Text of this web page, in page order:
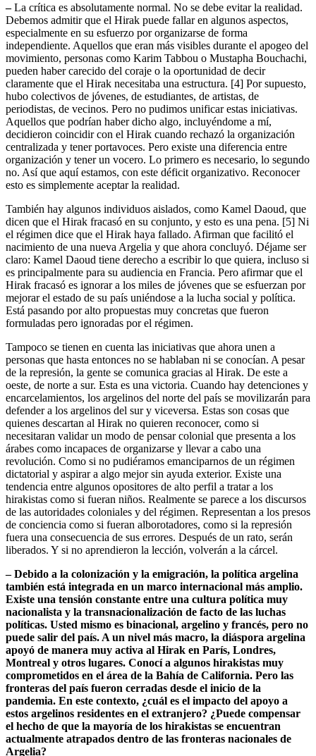
–La crítica es absolutamente normal. No se debe evitar la realidad.
Debemos admitir que el Hirak puede fallar en algunos aspectos,
especialmente en su esfuerzo por organizarse de forma
independiente. Aquellos que eran más visibles durante el apogeo del
movimiento, personas como Karim Tabbou o Mustapha Bouchachi,
pueden haber carecido del coraje o la oportunidad de decir
claramente que el Hirak necesitaba una estructura. [4] Por supuesto,
hubo colectivos de jóvenes, de estudiantes, de artistas, de
periodistas, de vecinos. Pero no pudimos unificar estas iniciativas.
Aquellos que podrían haber dicho algo, incluyéndome a mí,
decidieron coincidir con el Hirak cuando rechazó la organización
centralizada y tener portavoces. Pero existe una diferencia entre
organización y tener un vocero. Lo primero es necesario, lo segundo
no. Así que aquí estamos, con este déficit organizativo. Reconocer
esto es simplemente aceptar la realidad.
También hay algunos individuos aislados, como Kamel Daoud, que
dicen que el Hirak fracasó en su conjunto, y esto es una pena. [5] Ni
el régimen dice que el Hirak haya fallado. Afirman que facilitó el
nacimiento de una nueva Argelia y que ahora concluyó. Déjame ser
claro: Kamel Daoud tiene derecho a escribir lo que quiera, incluso si
es principalmente para su audiencia en Francia. Pero afirmar que el
Hirak fracasó es ignorar a los miles de jóvenes que se esfuerzan por
mejorar el estado de su país uniéndose a la lucha social y política.
Está pasando por alto propuestas muy concretas que fueron
formuladas pero ignoradas por el régimen.
Tampoco se tienen en cuenta las iniciativas que ahora unen a
personas que hasta entonces no se hablaban ni se conocían. A pesar
de la represión, la gente se comunica gracias al Hirak. De este a
oeste, de norte a sur. Esta es una victoria. Cuando hay detenciones y
encarcelamientos, los argelinos del norte del país se movilizarán para
defender a los argelinos del sur y viceversa. Estas son cosas que
quienes descartan al Hirak no quieren reconocer, como si
necesitaran validar un modo de pensar colonial que presenta a los
árabes como incapaces de organizarse y llevar a cabo una
revolución. Como si no pudiéramos emanciparnos de un régimen
dictatorial y aspirar a algo mejor sin ayuda exterior. Existe una
tendencia entre algunos opositores de alto perfil a tratar a los
hirakistas como si fueran niños. Realmente se parece a los discursos
de las autoridades coloniales y del régimen. Representan a los presos
de conciencia como si fueran alborotadores, como si la represión
fuera una consecuencia de sus errores. Después de un rato, serán
liberados. Y si no aprendieron la lección, volverán a la cárcel.
–Debido a la colonización y la emigración, la política argelina
también está integrada en un marco internacional más amplio.
Existe una tensión constante entre una cultura política muy
nacionalista y la transnacionalización de facto de las luchas
políticas. Usted mismo es binacional, argelino y francés, pero no
puede salir del país. A un nivel más macro, la diáspora argelina
apoyó de manera muy activa al Hirak en París, Londres,
Montreal y otros lugares. Conocí a algunos hirakistas muy
comprometidos en el área de la Bahía de California. Pero las
fronteras del país fueron cerradas desde el inicio de la
pandemia. En este contexto, ¿cuál es el impacto del apoyo a
estos argelinos residentes en el extranjero? ¿Puede compensar
el hecho de que la mayoría de los hirakistas se encuentran
actualmente atrapados dentro de las fronteras nacionales de
Argelia?